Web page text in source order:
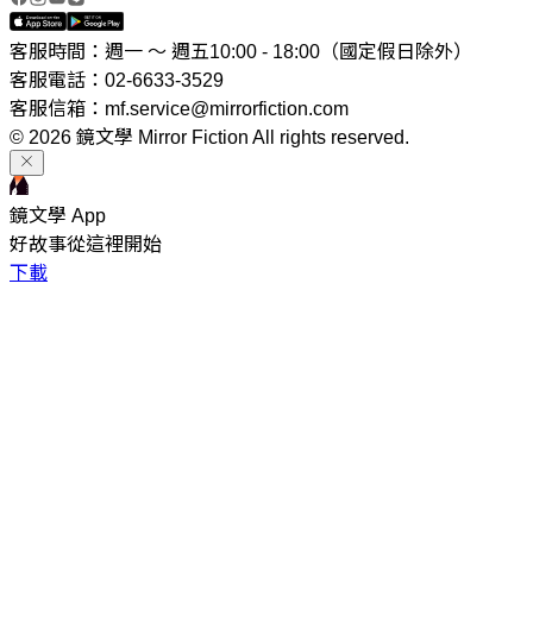
客服時間：週一 ～ 週五10:00 - 18:00（國定假日除外）
客服電話：02-6633-3529
客服信箱：mf.service@mirrorfiction.com
© 2026 鏡文學 Mirror Fiction All rights reserved.
鏡文學 App
好故事從這裡開始
下載